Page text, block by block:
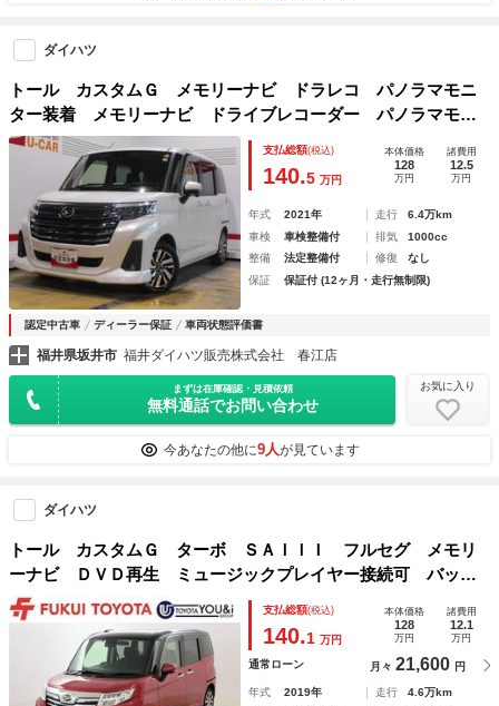
ダイハツ
トール カスタムＧ メモリーナビ ドラレコ パノラマモニ
ター装着 メモリーナビ ドライブレコーダー パノラマモニ
ター ＥＴＣ車載器 装着車
支払総額(税込)
140.5 万円
本体価格
128
万円
諸費用
12.5
万円
年式 2021年 走行
6.4万km
車検
車検整備付 排気
1000cc
整備
法定整備付 修復
なし
保証
保証付 (12ヶ月・走行無制限)
認定中古車 ディーラー保証 車両状態評価書
福井県坂井市 福井ダイハツ販売株式会社 春江店
まずは在庫確認・見積依頼
無料通話でお問い合わせ
お気に入り
今あなたの他に9人が見ています
ダイハツ
トール カスタムＧ ターボ ＳＡＩＩＩ フルセグ メモリ
ーナビ ＤＶＤ再生 ミュージックプレイヤー接続可 バック
カメラ 衝突被害軽減システム ＥＴＣ ドラレコ 両側電動
スライド ＬＥＤヘッドランプ アイドリングストップ
支払総額(税込)
140.1 万円
本体価格
128
万円
諸費用
12.1
万円
通常ローン 月々 21,600 円
年式 2019年 走行
4.6万km